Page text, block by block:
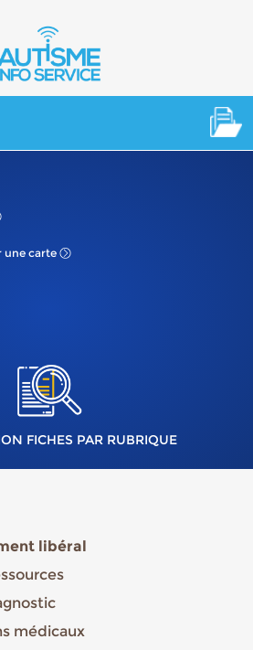
une carte
FICHES PAR RUBRIQUE
libéral
médicaux